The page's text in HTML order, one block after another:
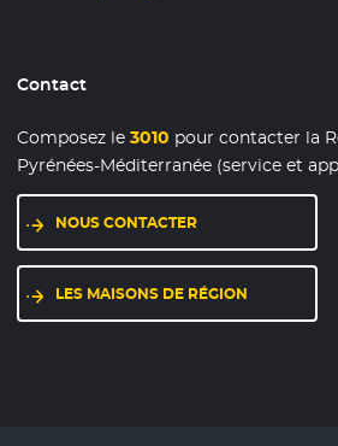
Contact
Composez le3010 pour contacter la
Pyrénées-Méditerranée (service et
NOUS CONTACTER
LES MAISONS DE RÉGION